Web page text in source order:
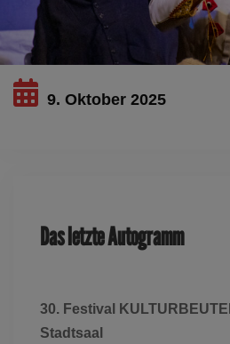
9. Oktober 2025
Das letzte Autogramm
30. Festival
Stadtsaal